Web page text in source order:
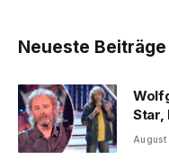
Neueste Beiträge
Star,